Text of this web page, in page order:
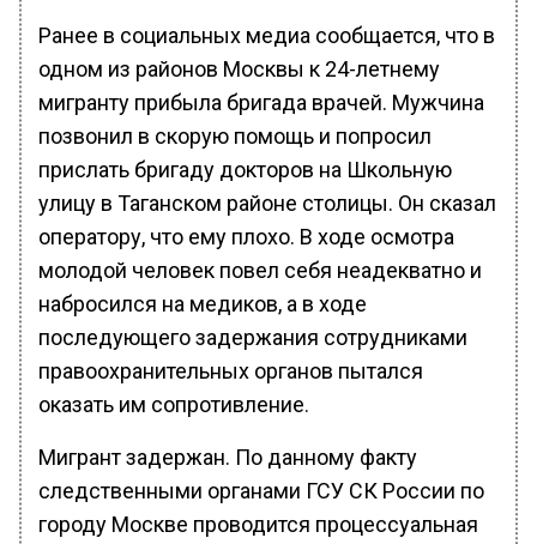
Ранее в социальных медиа сообщается, что в
одном из районов Москвы к 24-летнему
мигранту прибыла бригада врачей. Мужчина
позвонил в скорую помощь и попросил
прислать бригаду докторов на Школьную
улицу в Таганском районе столицы. Он сказал
оператору, что ему плохо. В ходе осмотра
молодой человек повел себя неадекватно и
набросился на медиков, а в ходе
последующего задержания сотрудниками
правоохранительных органов пытался
оказать им сопротивление.
Мигрант задержан. По данному факту
следственными органами ГСУ СК России по
городу Москве проводится процессуальная